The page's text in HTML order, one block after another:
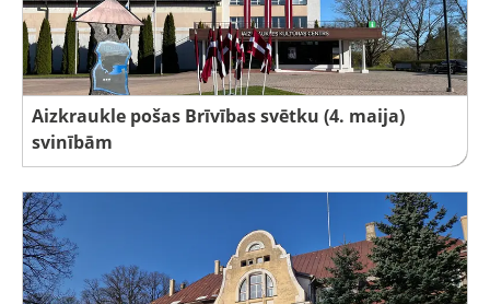
Aizkraukle pošas Brīvības svētku (4. maija)
svinībām